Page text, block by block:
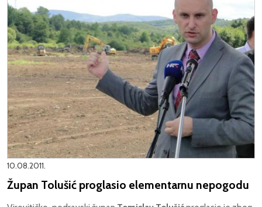
10.08.2011.
Župan Tolušić proglasio elementarnu nepogodu